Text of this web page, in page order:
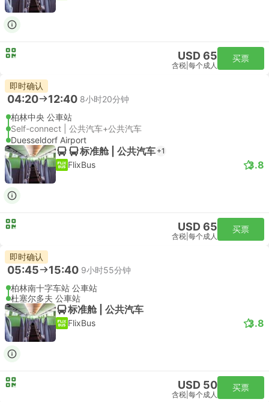
USD 65
含税 每个成人
买票
即时确认
04:20 12:40 8小时20分钟
柏林中央 公車站
Self-connect | 公共汽车+公共汽车
Duesseldorf Airport
标准舱 | 公共汽车 +1
FlixBus 3.8
USD 65
含税 每个成人
买票
即时确认
05:45 15:40 9小时55分钟
柏林南十字车站 公車站
杜塞尔多夫 公車站
标准舱 | 公共汽车
FlixBus 3.8
USD 50
含税 每个成人
买票